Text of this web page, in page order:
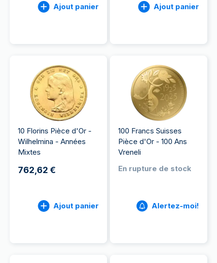
Ajout panier Ajout panier
10 Florins Pièce d'Or -
Wilhelmina - Années
Mixtes
762,62 €
Ajout panier
100 Francs Suisses
Pièce d'Or - 100 Ans
Vreneli
En rupture de stock
Alertez-moi!